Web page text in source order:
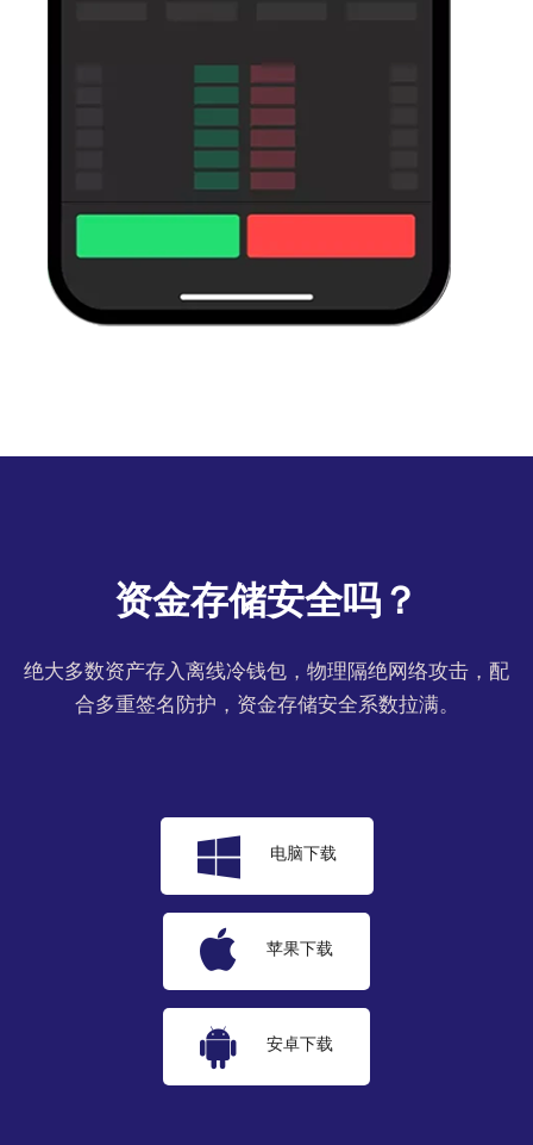
资金存储安全吗？
绝大多数资产存入离线冷钱包，物理隔绝网络攻击，配
合多重签名防护，资金存储安全系数拉满。
电脑下载
苹果下载
安卓下载